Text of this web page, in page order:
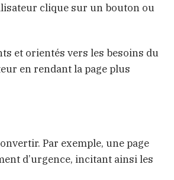
clique sur un bouton ou
et orientés vers les besoins du
en rendant la page plus
Par exemple, une page
d’urgence, incitant ainsi les